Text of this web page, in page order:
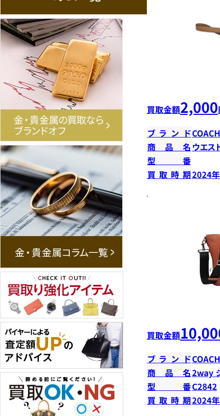
買取金額2,000
ブランドCOACH
商品名 ウエス
型番
買取時期2024
買取金額
ブランドCOACH
商品名2way
型番C2842
買取時期2024